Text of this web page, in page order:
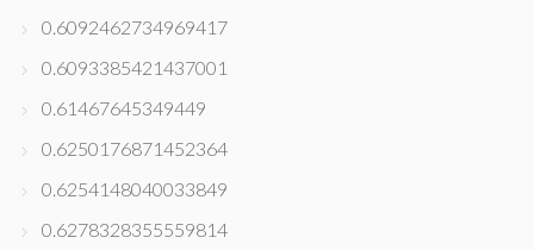
0.6092462734969417
0.6093385421437001
0.61467645349449
0.6250176871452364
0.6254148040033849
0.6278328355559814